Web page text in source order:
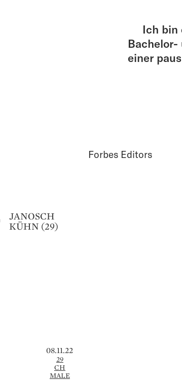
Ich bin
Bachelor-
einer
Forbes Editors
JANOSCH
KÜHN (29)
08.11.22
29
CH
MALE